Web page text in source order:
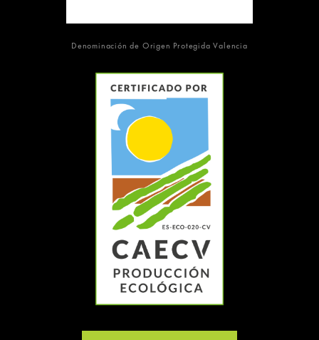
Denominación de Origen Protegida Valencia